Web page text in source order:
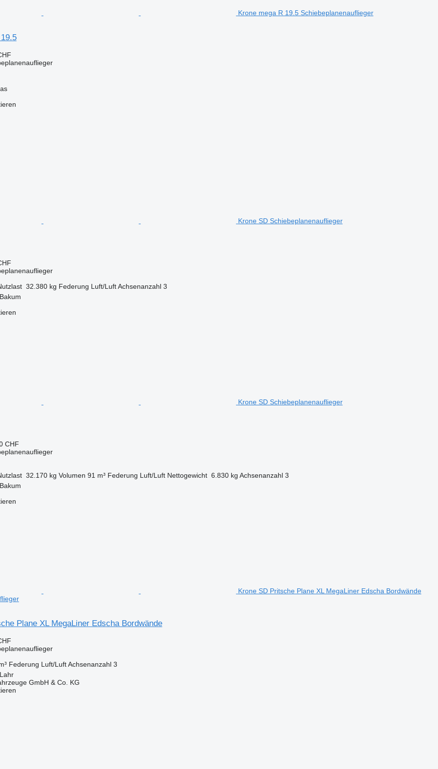
Krone mega R 19.5 Schiebeplanenauflieger
Krone SD Schiebeplanenauflieger
32.380 kg Federung Luft/Luft Achsenanzahl 3
Krone SD Schiebeplanenauflieger
CHF
32.170 kg Volumen 91 m³ Federung Luft/Luft Nettogewicht 6.830 kg Achsenanzahl 3
Krone SD Pritsche Plane XL MegaLiner Edscha Bordwände
Plane XL MegaLiner Edscha Bordwände
Federung Luft/Luft Achsenanzahl 3
GmbH & Co. KG